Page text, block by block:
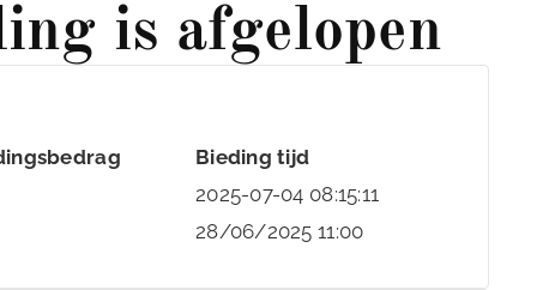
is afgelopen
Bieding tijd
2025-07-04 08:15:11
28/06/2025 11:00